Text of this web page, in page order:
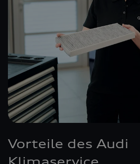
Vorteile des Audi